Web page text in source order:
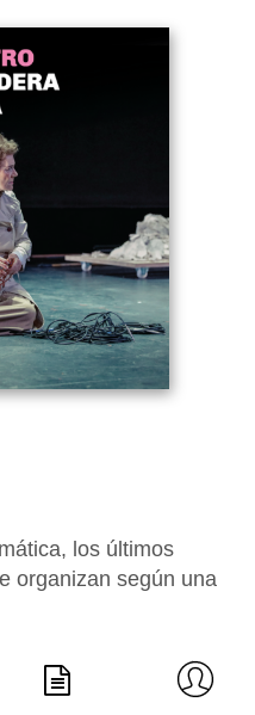
los últimos
organizan según una